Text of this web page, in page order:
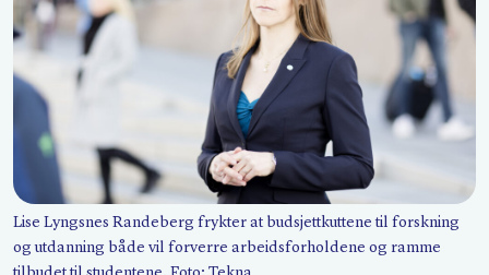
Søk
Lise Lyngsnes Randeberg frykter at budsjettkuttene til forskning
og utdanning både vil forverre arbeidsforholdene og ramme